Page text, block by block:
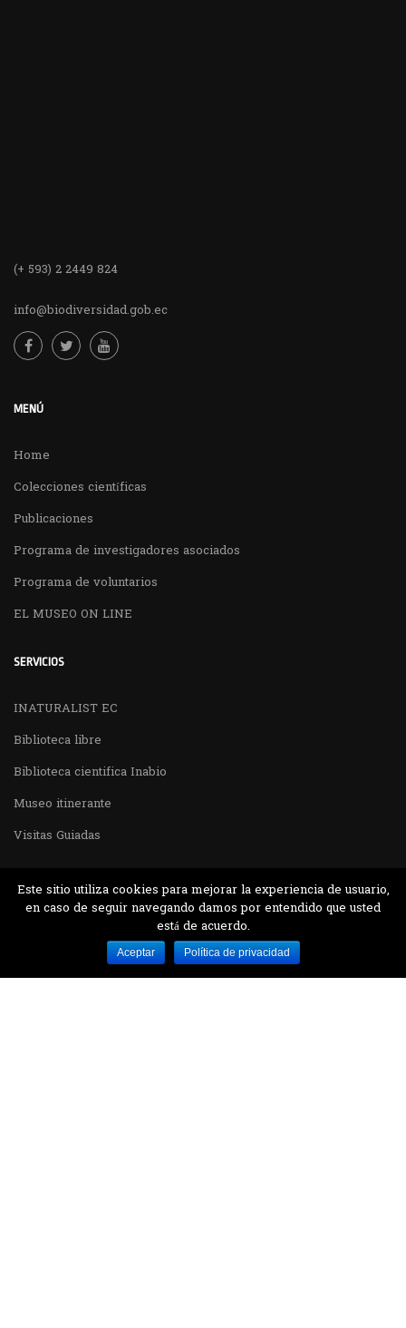
(+ 593) 2 2449 824
info@biodiversidad.gob.ec
MENÚ
Home
Colecciones científicas
Publicaciones
Programa de investigadores asociados
Programa de voluntarios
EL MUSEO ON LINE
SERVICIOS
INATURALIST EC
Biblioteca libre
Biblioteca cientifica Inabio
Museo itinerante
Visitas Guiadas
Desarrollado por MJTEC.
Este sitio utiliza cookies para mejorar la experiencia de usuario,
en caso de seguir navegando damos por entendido que usted
está de acuerdo.
Aceptar Política de privacidad